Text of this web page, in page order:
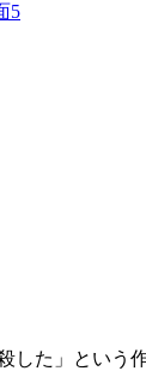
した」という